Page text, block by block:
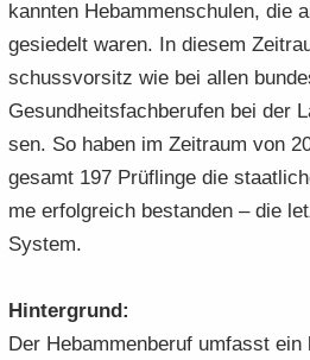
kann­ten Heb­am­men­schu­len, die
ge­sie­delt waren. In die­sem
schuss­vor­sitz wie bei allen
Ge­sund­heits­fach­be­ru­fen bei der
sen. So haben im Zeit­raum von
ge­samt 197 Prüf­lin­ge die
me er­folg­reich be­stan­den – die
Sys­tem.
Hin­ter­grund:
Der Heb­am­men­be­ruf um­fasst